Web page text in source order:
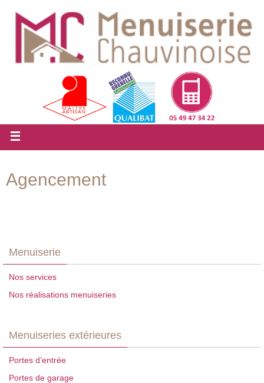
Agencement
Menuiserie
Nos services
Nos réalisations menuiseries
Menuiseries extérieures
Portes d’entrée
Portes de garage